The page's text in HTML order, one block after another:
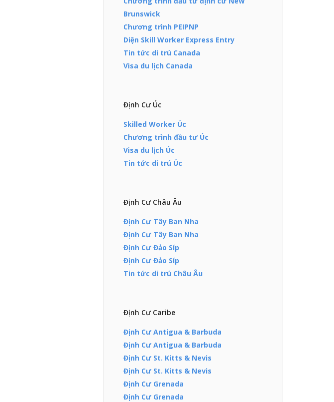
Brunswick
Chương trình PEIPNP
Diện Skill Worker Express Entry
Tin tức di trú Canada
Visa du lịch Canada
Định Cư Úc
Skilled Worker Úc
Chương trình đầu tư Úc
Visa du lịch Úc
Tin tức di trú Úc
Định Cư Châu Âu
Định Cư Tây Ban Nha
Định Cư Tây Ban Nha
Định Cư Đảo Síp
Định Cư Đảo Síp
Tin tức di trú Châu Âu
Định Cư Caribe
Định Cư Antigua & Barbuda
Định Cư Antigua & Barbuda
Định Cư St. Kitts & Nevis
Định Cư St. Kitts & Nevis
Định Cư Grenada
Định Cư Grenada